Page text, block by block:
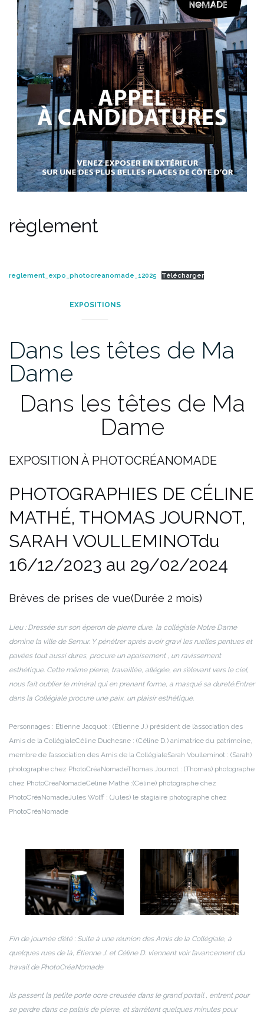
règlement
reglement_expo_photocreanomade_12025 Télécharger
EXPOSITIONS
Dans les têtes de Ma
Dame
Dans les têtes de Ma
Dame
EXPOSITION À PHOTOCRÉANOMADE
PHOTOGRAPHIES DE CÉLINE
MATHÉ, THOMAS JOURNOT,
SARAH VOULLEMINOTdu
16/12/2023 au 29/02/2024
Brèves de prises de vue(Durée 2 mois)
Lieu : Dressée sur son éperon de pierre dure, la collégiale Notre Dame
domine la ville de Semur. Y pénétrer après avoir gravi les ruelles pentues et
pavées tout aussi dures, procure un apaisement , un ravissement
esthétique. Cette même pierre, travaillée, allégée, en s’élevant vers le ciel,
nous fait oublier le minéral qui en prenant forme, a masqué sa dureté.Entrer
dans la Collégiale procure une paix, un plaisir esthétique.
Personnages : Étienne Jacquot : (Étienne J.) président de l’association des
Amis de la CollégialeCéline Duchesne : (Céline D.) animatrice du patrimoine,
membre de l’association des Amis de la CollégialeSarah Voulleminot : (Sarah)
photographe chez PhotoCréaNomadeThomas Journot : (Thomas) photographe
chez PhotoCréaNomadeCéline Mathé :(Céline) photographe chez
PhotoCréaNomadeJules Wolff : (Jules) le stagiaire photographe chez
PhotoCréaNomade
Fin de journée d’été : Suite à une réunion des Amis de la Collégiale, à
quelques rues de là, Étienne J. et Céline D. viennent voir l’avancement du
travail de PhotoCréaNomade
Ils passent la petite porte ocre creusée dans le grand portail , entrent pour
se perdre dans ce palais de pierre, et s’arrêtent quelques minutes pour